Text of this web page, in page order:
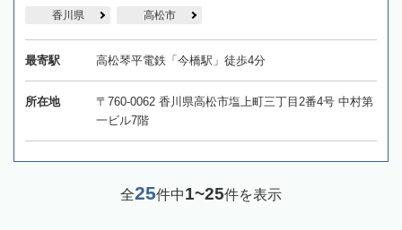
香川県 高松市
最寄駅 高松琴平電鉄「今橋駅」徒歩4分
所在地
〒760-0062 香川県高松市塩上町三丁目2番4号 中村第
一ビル7階
全25件中1~25件を表示